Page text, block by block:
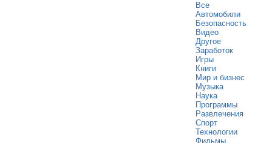
Все
Автомобили
Безопасность
Видео
Другое
Заработок
Игры
Книги
Мир и бизнес
Музыка
Наука
Программы
Развлечения
Спорт
Технологии
Фильмы